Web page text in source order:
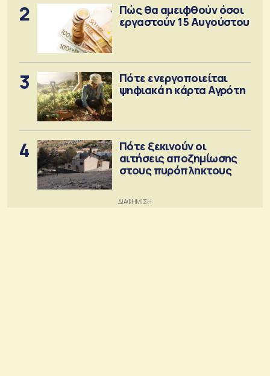
2
Πώς θα αμειφθούν όσοι
εργαστούν 15 Αυγούστου
3
Πότε ενεργοποιείται
ψηφιακά η κάρτα Αγρότη
4
Πότε ξεκινούν οι
αιτήσεις αποζημίωσης
στους πυρόπληκτους